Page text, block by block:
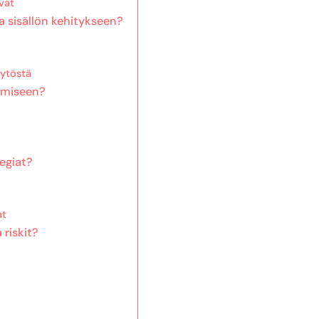
sisällön kehitykseen?
riskit?